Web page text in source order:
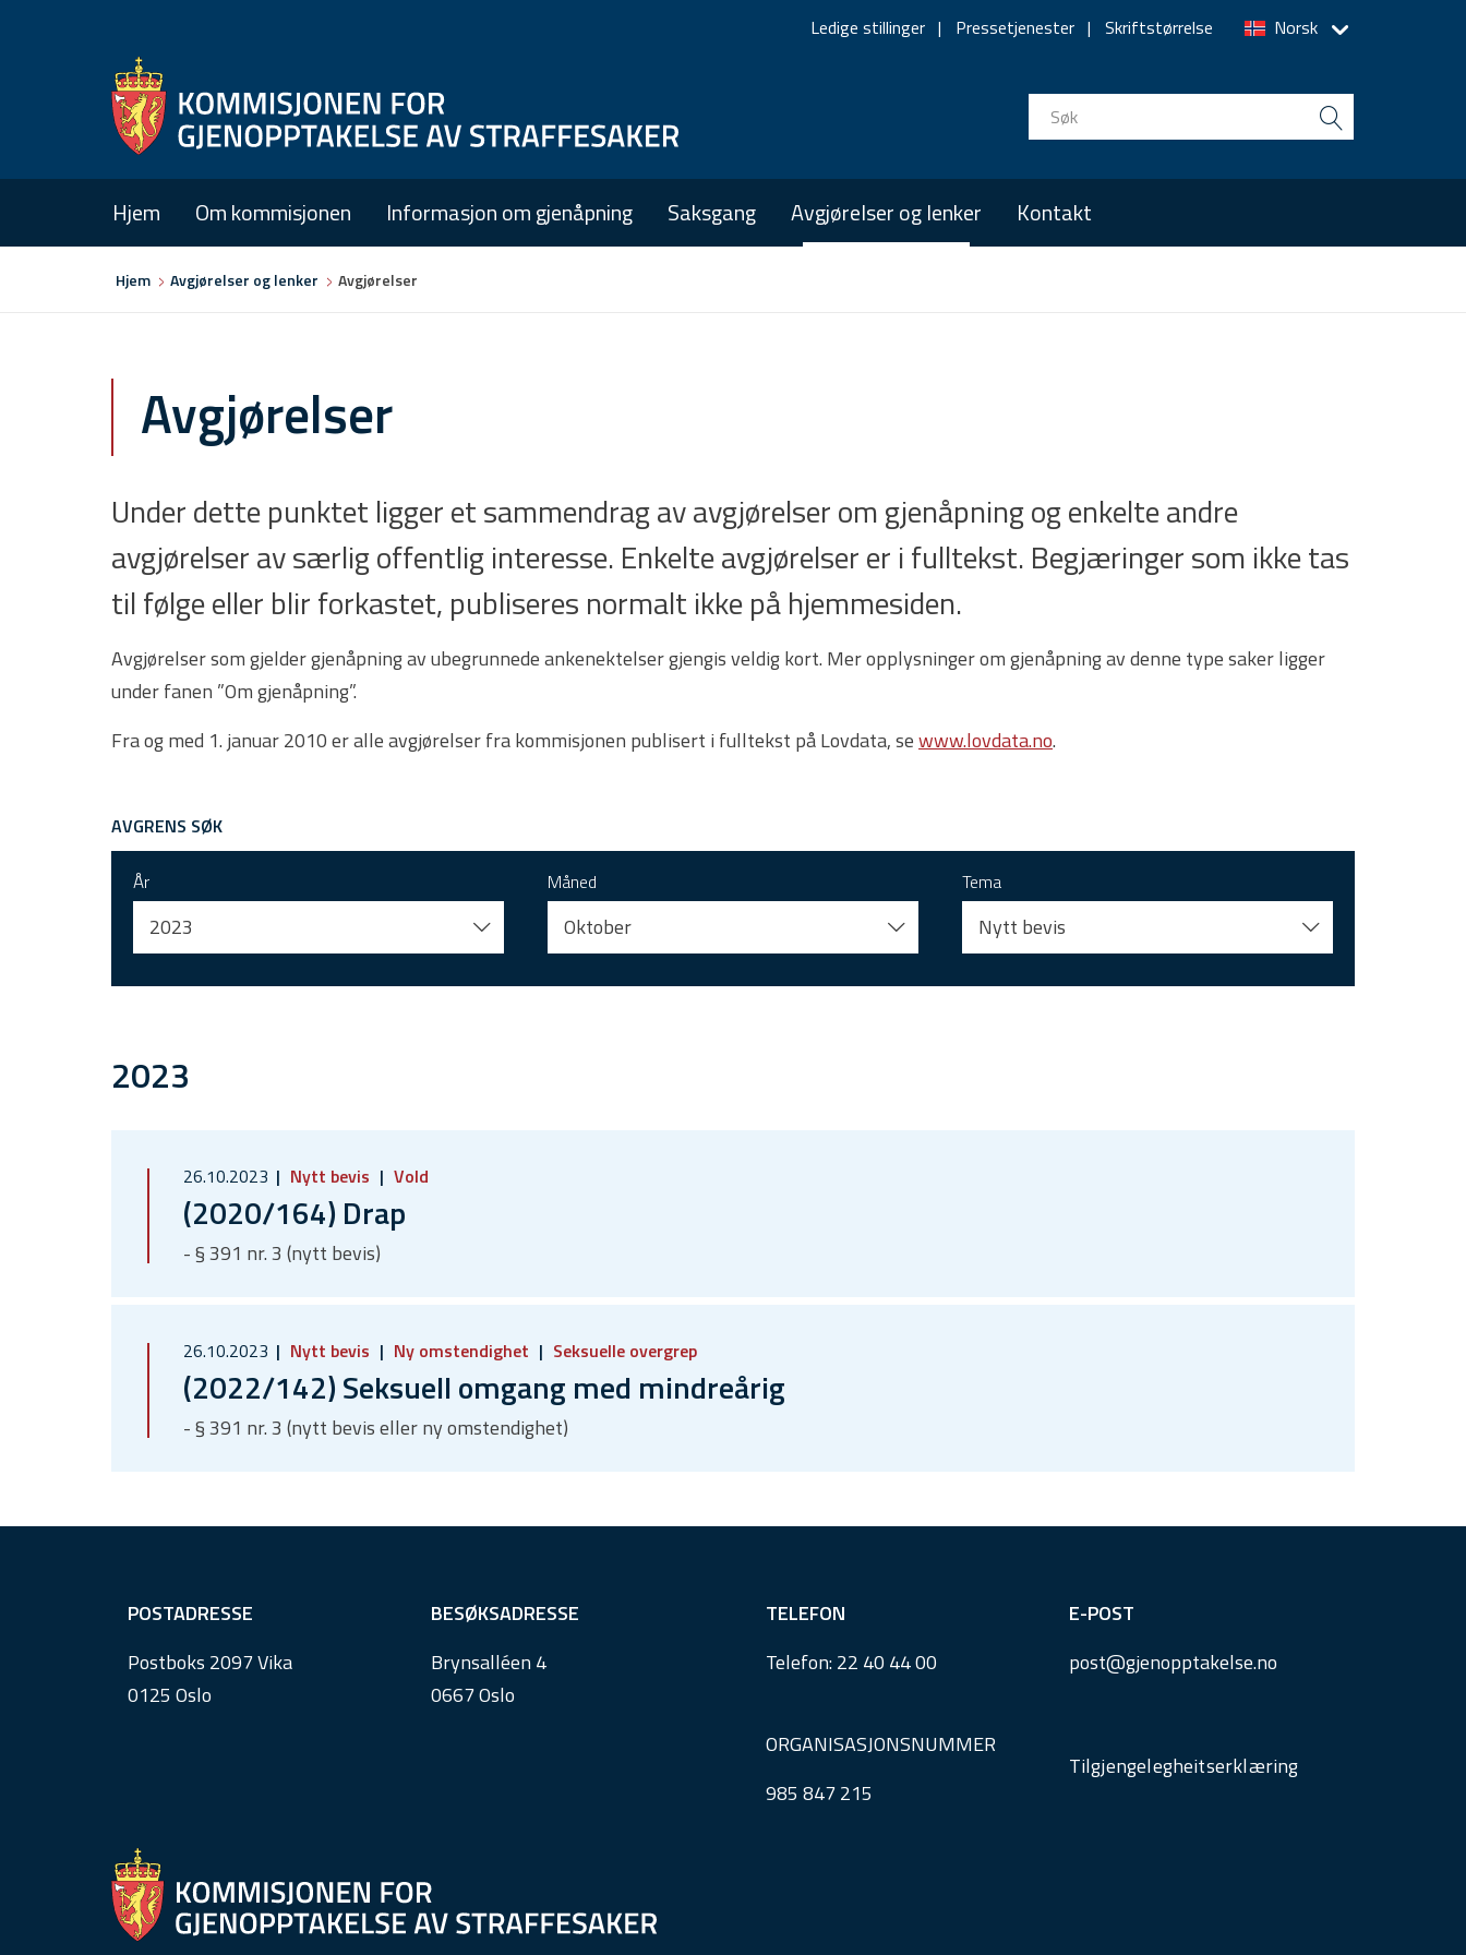
navigation
Norsk
Ledige stillinger Pressetjenester Skriftstørrelse
Hjem Om kommisjonen Informasjon om gjenåpning Saksgang Avgjørelser og lenker Kontakt
Hjem Avgjørelser og lenker Avgjørelser
Avgjørelser
Under dette punktet ligger et sammendrag av avgjørelser om gjenåpning og enkelte andre
avgjørelser av særlig offentlig interesse. Enkelte avgjørelser er i fulltekst. Begjæringer som ikke tas
til følge eller blir forkastet, publiseres normalt ikke på hjemmesiden.
Avgjørelser som gjelder gjenåpning av ubegrunnede ankenektelser gjengis veldig kort. Mer opplysninger om gjenåpning av denne type saker ligger
under fanen ”Om gjenåpning”.
Fra og med 1. januar 2010 er alle avgjørelser fra kommisjonen publisert i fulltekst på Lovdata, sewww.lovdata.no.
AVGRENS SØK
År
2023
Måned
Oktober
Tema
Nytt bevis
2023
26.10.2023 Nytt bevis Vold
(2020/164) Drap
- § 391 nr. 3 (nytt bevis)
26.10.2023 Nytt bevis Ny omstendighet Seksuelle overgrep
(2022/142) Seksuell omgang med mindreårig
- § 391 nr. 3 (nytt bevis eller ny omstendighet)
POSTADRESSE
Postboks 2097 Vika
0125 Oslo
BESØKSADRESSE
Brynsalléen 4
0667 Oslo
TELEFON
Telefon:22 40 44 00
ORGANISASJONSNUMMER
985 847 215
E-POST
post@gjenopptakelse.no
Tilgjengelegheitserklæring